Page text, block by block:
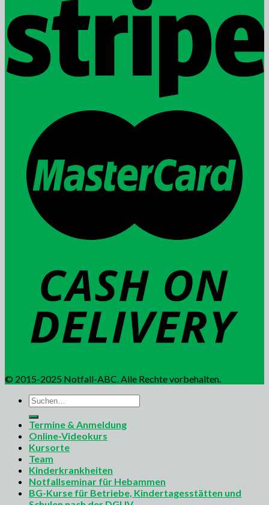
© 2015-2025 Notfall-ABC. Alle Rechte vorbehalten.
Suchen
nach:
Termine & Anmeldung
Online-Videokurs
Kursorte
Team
Kinderkrankheiten
Notfallseminar für Hebammen
BG-Kurse für Betriebe, Kindertagesstätten und